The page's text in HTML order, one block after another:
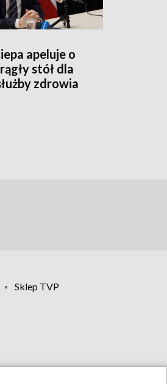
apeluje o
stół dla
zdrowia
Sklep TVP